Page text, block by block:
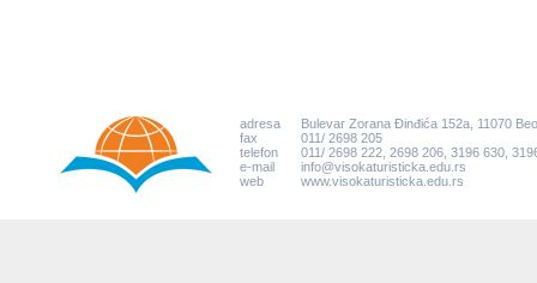
adresa
Bulevar Zorana Đinđića 152a, 11070
fax
011/ 2698 205
telefon
011/ 2698 222, 2698 206, 3196 630,
e-mail
info@visokaturisticka.edu.rs
web
www.visokaturisticka.edu.rs